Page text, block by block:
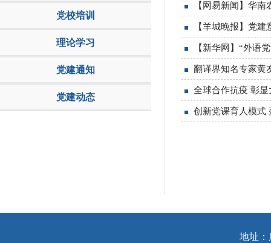
党校培训
理论学习
党建通知
党建动态
【网易新闻】华
【羊城晚报】党
【新华网】“外语
翻译界知名专家黄
全球合作抗疫 彰
创新党课育人模
地址：